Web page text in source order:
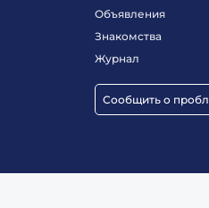
Объявления
Знакомства
Журнал
Сообщить о